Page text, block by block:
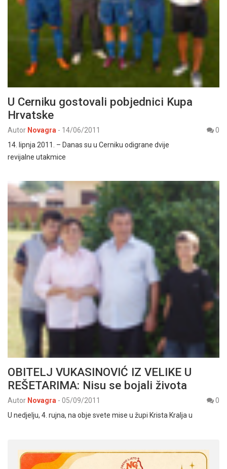
U Cerniku gostovali pobjednici Kupa
Hrvatske
Autor Novagra - 14/06/2011
0
14. lipnja 2011. – Danas su u Cerniku odigrane dvije
revijalne utakmice
OBITELJ VUKASINOVIĆ IZ VELIKE U
REŠETARIMA: Nisu se bojali života
Autor Novagra - 05/09/2011
0
U nedjelju, 4. rujna, na obje svete mise u župi Krista Kralja u